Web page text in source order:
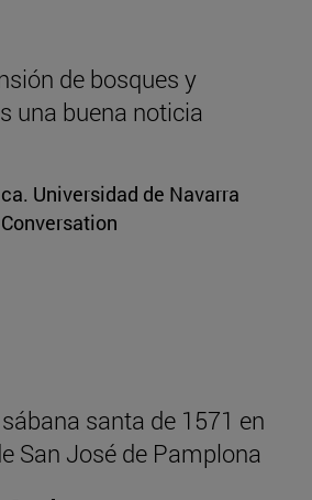
de bosques y
una buena noticia
Universidad de Navarra
santa de 1571 en
San José de Pamplona